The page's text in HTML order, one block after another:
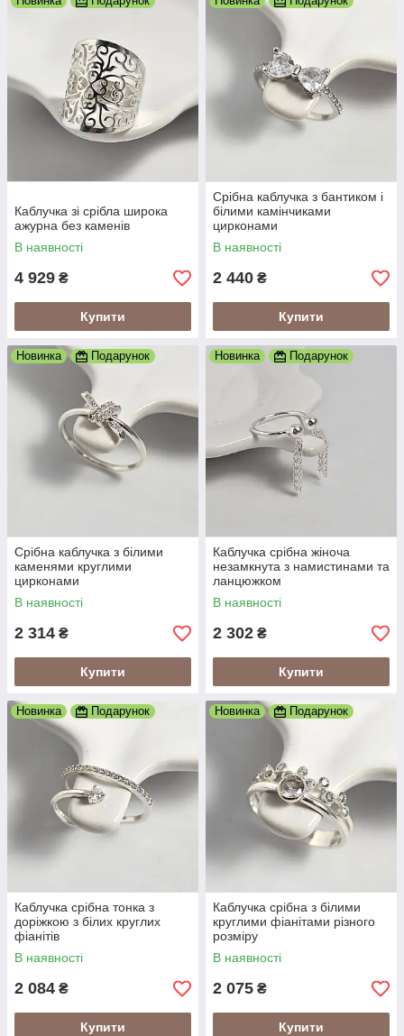
Каблучка зі срібла широка
ажурна без каменів
В наявності
4 929 ₴
Купити
Срібна каблучка з бантиком і
білими камінчиками
цирконами
В наявності
2 440 ₴
Купити
Новинка Подарунок
Срібна каблучка з білими
каменями круглими
цирконами
В наявності
2 314 ₴
Купити
Новинка Подарунок
Каблучка срібна жіноча
незамкнута з намистинами та
ланцюжком
В наявності
2 302 ₴
Купити
Новинка Подарунок
Каблучка срібна тонка з
доріжкою з білих круглих
фіанітів
В наявності
2 084 ₴
Купити
Новинка Подарунок
Каблучка срібна з білими
круглими фіанітами різного
розміру
В наявності
2 075 ₴
Купити